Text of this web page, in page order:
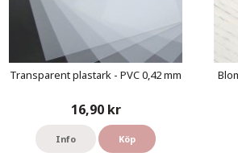
Transparent plastark - PVC 0,42 mm
16,90 kr
Info Köp